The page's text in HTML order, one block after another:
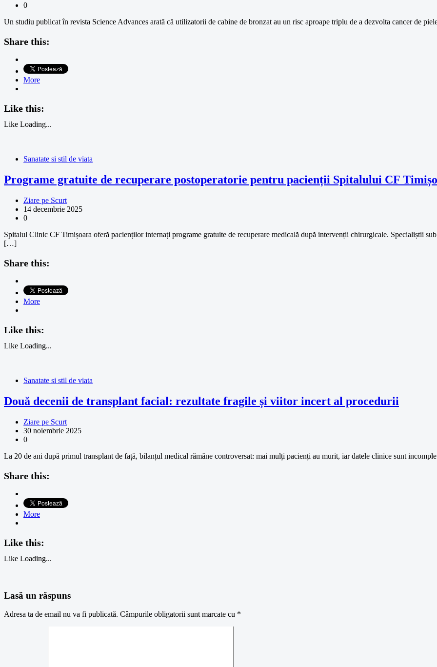
0
Un studiu publicat în revista Science Advances arată că utilizatorii de cabine de bronzat au un risc aproape triplu de a dezvolta cancer de
Share this:
More
Like this:
Like Loading...
Sanatate si stil de viata
Programe gratuite de recuperare postoperatorie pentru pacienții Spitalului CF
Ziare pe Scurt
14 decembrie 2025
0
Spitalul Clinic CF Timișoara oferă pacienților internați programe gratuite de recuperare medicală după intervenții chirurgicale. Specialiștii
[…]
Share this:
More
Like this:
Like Loading...
Sanatate si stil de viata
Două decenii de transplant facial: rezultate fragile și viitor incert al procedurii
Ziare pe Scurt
30 noiembrie 2025
0
La 20 de ani după primul transplant de față, bilanțul medical rămâne controversat: mai mulți pacienți au murit, iar datele clinice sunt
Share this:
More
Like this:
Like Loading...
Lasă un răspuns
Adresa ta de email nu va fi publicată. Câmpurile obligatorii sunt marcate cu *